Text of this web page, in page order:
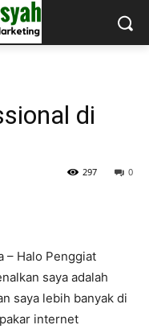
di
0
297
– Halo Penggiat
saya adalah
saya lebih banyak di
internet